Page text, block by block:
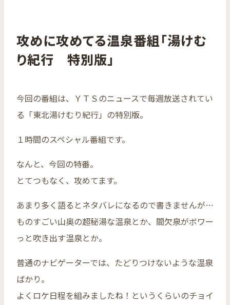
攻めに攻めてる温泉番組「湯けむ
り紀行 特別版」
今回の番組は、ＹＴＳのニュースで毎週放送されてい
る「東北湯けむり紀行」の特別版。
１時間のスペシャル番組です。
なんと、今回の特番。
とてつもなく、攻めてます。
あまり多く語るとネタバレになるので書きませんが…
ものすごい山奥の超秘湯な温泉とか、間欠泉がボワー
っと吹き出す温泉とか。
普通のナビゲーターでは、たどりつけないような温泉
ばかり。
よくロケ日程を組みましたね！というくらいのチョイ